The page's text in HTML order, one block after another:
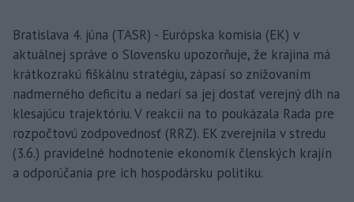
Bratislava 4. júna (TASR) - Európska komisia (EK) v
aktuálnej správe o Slovensku upozorňuje, že krajina má
krátkozrakú fiškálnu stratégiu, zápasí so znižovaním
nadmerného deficitu a nedarí sa jej dostať verejný dlh na
klesajúcu trajektóriu. V reakcii na to poukázala Rada pre
rozpočtovú zodpovednosť (RRZ). EK zverejnila v stredu
(3.6.) pravidelné hodnotenie ekonomík členských krajín
a odporúčania pre ich hospodársku politiku.